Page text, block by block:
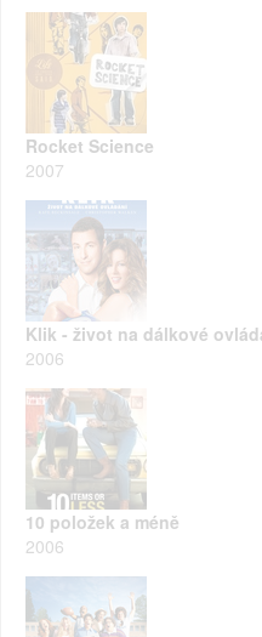
Rocket Science
2007
Klik - život na dálkové
2006
10 položek a méně
2006